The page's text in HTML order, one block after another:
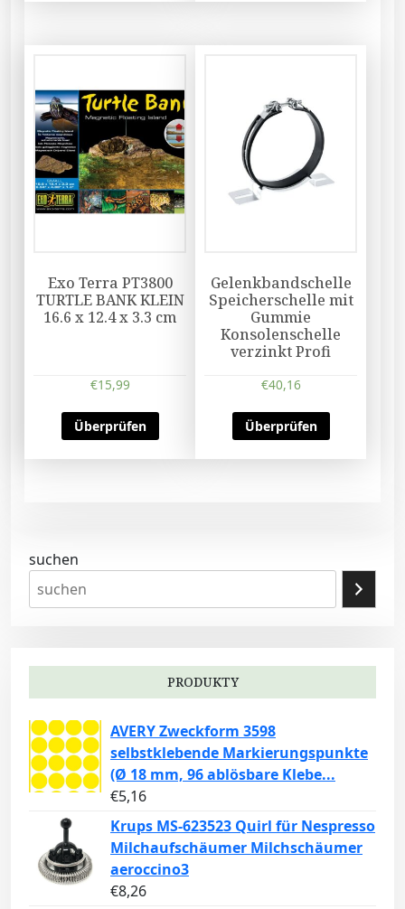
Exo Terra PT3800
TURTLE BANK KLEIN
16.6 x 12.4 x 3.3 cm
€15,99
Überprüfen
Gelenkbandschelle
Speicherschelle mit
Gummie
Konsolenschelle
verzinkt Profi
€40,16
Überprüfen
suchen
PRODUKTY
AVERY Zweckform 3598
selbstklebende Markierungspunkte
(Ø 18 mm, 96 ablösbare Klebe...
€5,16
Krups MS-623523 Quirl für Nespresso
Milchaufschäumer Milchschäumer
aeroccino3
€8,26